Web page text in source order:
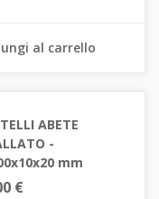
al carrello
ABETE
-
mm
€